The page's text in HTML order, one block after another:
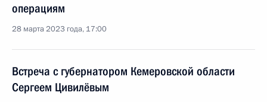
операциям
28 марта 2023 года, 17:00
Встреча с губернатором Кемеровской области
Сергеем Цивилёвым